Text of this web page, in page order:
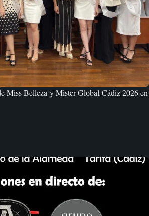
Miss Belleza y Mister Global Cádiz 2026 en